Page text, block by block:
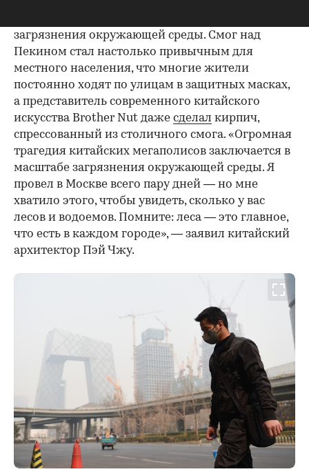
загрязнения окружающей среды. Смог над
Пекином стал настолько привычным для
местного населения, что многие жители
постоянно ходят по улицам в защитных масках,
а представитель современного китайского
искусства Brother Nut даже сделал кирпич,
спрессованный из столичного смога. «Огромная
трагедия китайских мегаполисов заключается в
масштабе загрязнения окружающей среды. Я
провел в Москве всего пару дней — но мне
хватило этого, чтобы увидеть, сколько у вас
лесов и водоемов. Помните: леса — это главное,
что есть в каждом городе», — заявил китайский
архитектор Пэй Чжу.